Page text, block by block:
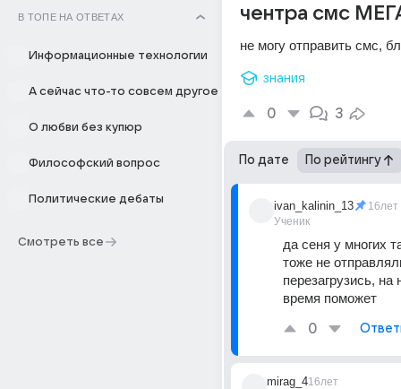
В ТОПЕ НА ОТВЕТАХ
Информационные технологии
А сейчас что-то совсем другое
О любви без купюр
Философский вопрос
Политические дебаты
Смотреть все
чентра смс
не могу отправить смс,
знания
0 3
По дате По рейтингу
ivan_kalinin_13
Ученик
16лет
да сеня у многих
тоже не
перезагрузись, на
время поможет
0
mirag_416лет